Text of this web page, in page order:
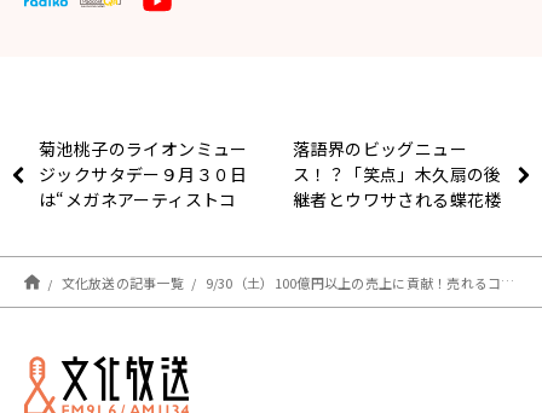
菊池桃子のライオンミュー
ジックサタデー９月３０日
は“メガネアーティストコ
した！
落語界のビッグニュー
ス！？「笑点」木久扇の後
継者とウワサされる蝶花楼
撃
文化放送の記事一覧 9/30（土）100億円以上の売上に貢献！売れるコトバのつくりかた